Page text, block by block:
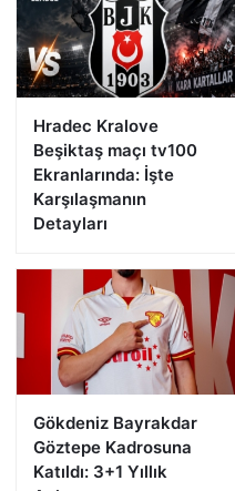
Hradec Kralove
Beşiktaş maçı tv100
Ekranlarında: İşte
Karşılaşmanın
Detayları
Gökdeniz Bayrakdar
Göztepe Kadrosuna
Katıldı: 3+1 Yıllık